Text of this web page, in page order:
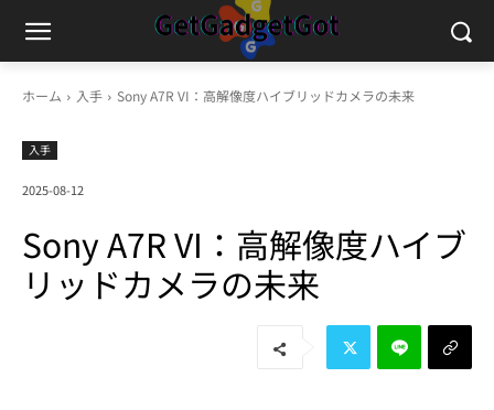
ホーム 入手 Sony A7R VI：高解像度ハイブリッドカメラの未来
入手
2025-08-12
Sony A7R VI：高解像度ハイブ
リッドカメラの未来